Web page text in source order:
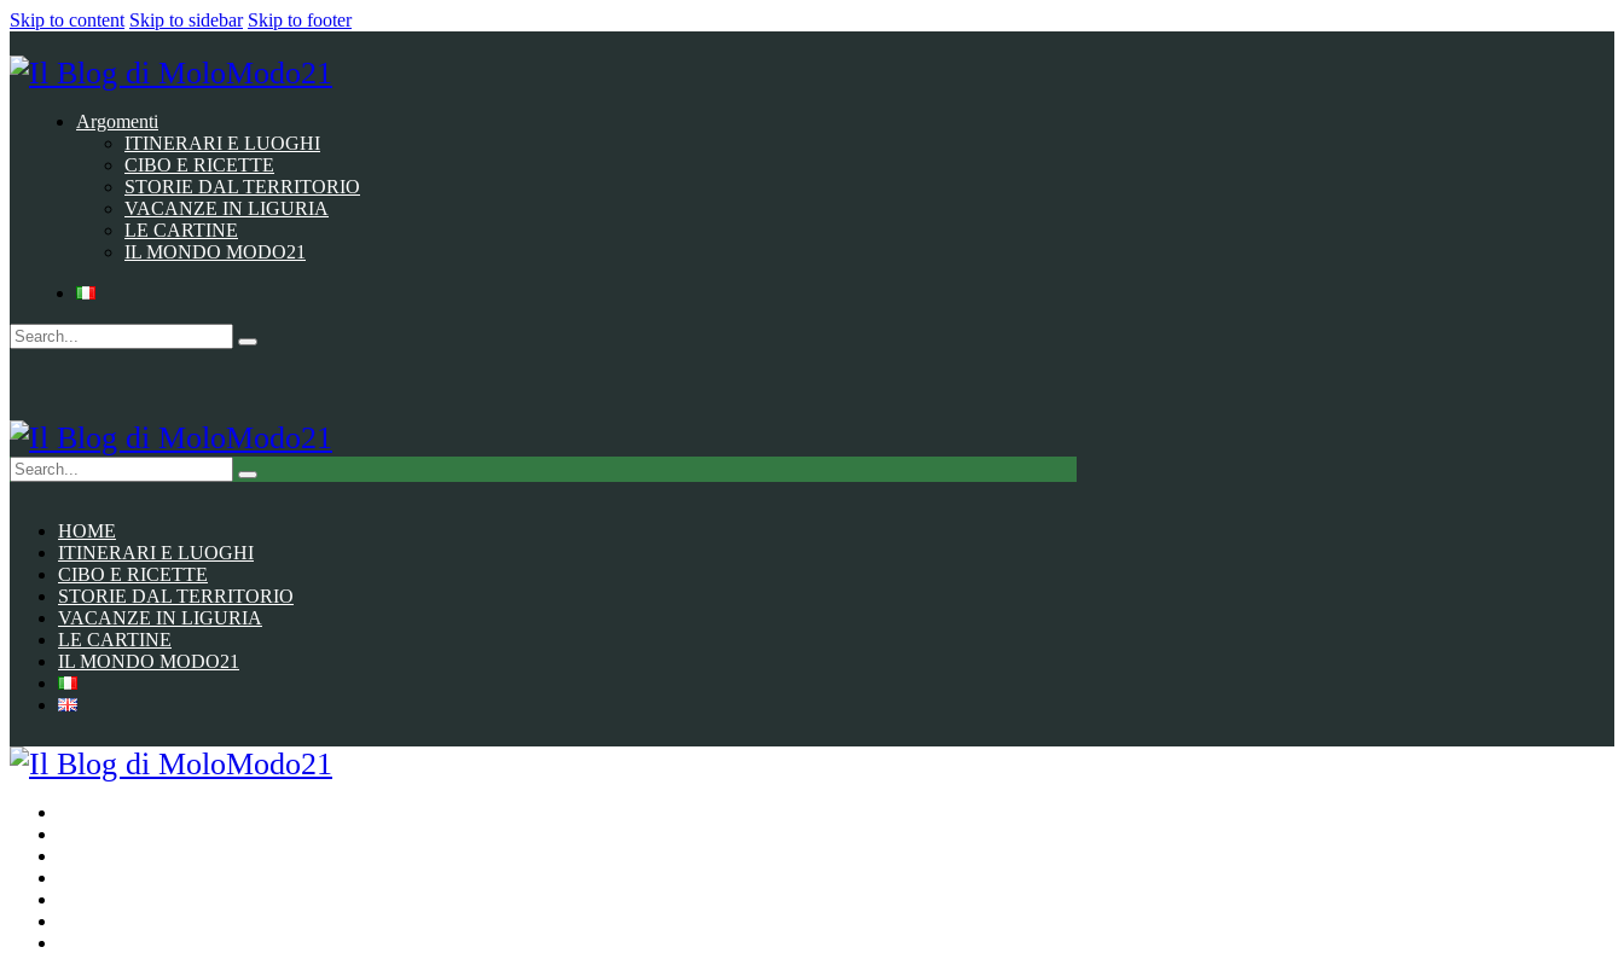
Skip to content Skip to sidebar Skip to footer
Argomenti
ITINERARI E LUOGHI
CIBO E RICETTE
STORIE DAL TERRITORIO
VACANZE IN LIGURIA
LE CARTINE
IL MONDO MODO21
HOME
ITINERARI E LUOGHI
CIBO E RICETTE
STORIE DAL TERRITORIO
VACANZE IN LIGURIA
LE CARTINE
IL MONDO MODO21